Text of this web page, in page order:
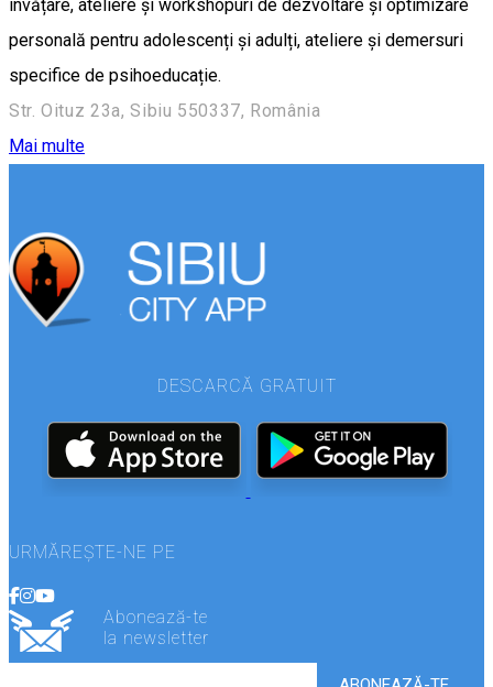
învățare, ateliere și workshopuri de dezvoltare și optimizare
personală pentru adolescenți și adulți, ateliere și demersuri
specifice de psihoeducație.
Str. Oituz 23a, Sibiu 550337, România
Mai multe
DESCARCĂ GRATUIT
URMĂREȘTE-NE PE
Abonează-te
la newsletter